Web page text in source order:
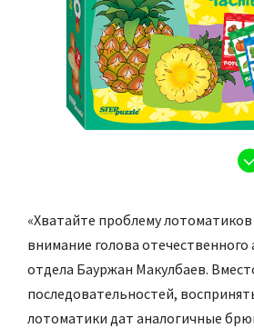
«Хватайте проблему
внимание голова отечественного
отдела Бауржан Макулбаев.
последовательностей,
лотоматики дат аналогичные